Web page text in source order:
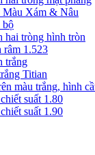
Màu Xám & Nâu
bộ
hai tròng hình tròn
râm 1.523
trắng
Titian
màu trắng, hình
suất 1.80
suất 1.90